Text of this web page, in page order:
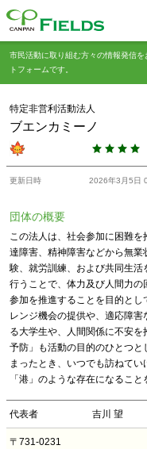
市民活動に取り組む方々の情報発信
トフォームです。
特定非営利活動法人
ブエンカミーノ
更新日時 2026年3月5日
団体の概要
この法人は、社会参加に困難
達障害、精神障害などから無
験、就労訓練、および共同生
行うことで、体力及び人間力
参加を推進することを目的と
レンジ機会の提供や、適応障
る大学生や、人間関係に不安
予防」も活動の目的のひとつ
まったとき、いつでも訪ねて
「港」のような存在になること
代表者 吉川 望
〒731-0231